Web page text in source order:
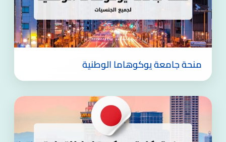
منحة جامعة يوكوهاما الوطنية